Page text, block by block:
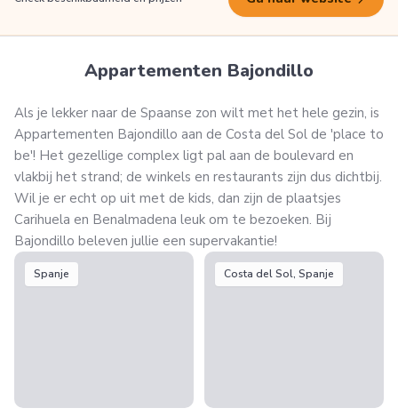
Appartementen Bajondillo
Als je lekker naar de Spaanse zon wilt met het hele gezin, is
Appartementen Bajondillo aan de Costa del Sol de 'place to
be'! Het gezellige complex ligt pal aan de boulevard en
vlakbij het strand; de winkels en restaurants zijn dus dichtbij.
Wil je er echt op uit met de kids, dan zijn de plaatsjes
Carihuela en Benalmadena leuk om te bezoeken. Bij
Bajondillo beleven jullie een supervakantie!
Spanje Costa del Sol, Spanje